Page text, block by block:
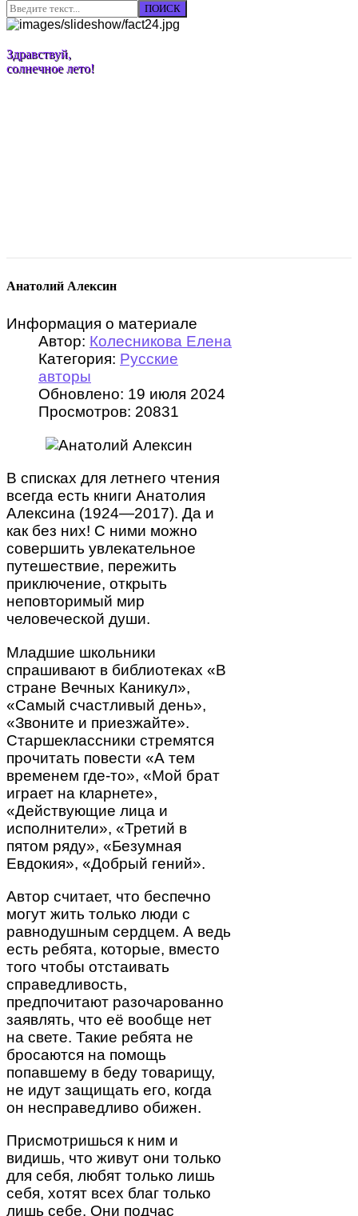
ПОИСК
Здравствуй,
солнечное лето!
Анатолий Алексин
Информация о материале
Автор: Колесникова Елена
Категория: Русские
авторы
Обновлено: 19 июля 2024
Просмотров: 20831
В списках для летнего чтения
всегда есть книги Анатолия
Алексина (1924—2017). Да и
как без них! С ними можно
совершить увлекательное
путешествие, пережить
приключение, открыть
неповторимый мир
человеческой души.
Младшие школьники
спрашивают в библиотеках «В
стране Вечных Каникул»,
«Самый счастливый день»,
«Звоните и приезжайте».
Старшеклассники стремятся
прочитать повести «А тем
временем где-то», «Мой брат
играет на кларнете»,
«Действующие лица и
исполнители», «Третий в
пятом ряду», «Безумная
Евдокия», «Добрый гений».
Автор считает, что беспечно
могут жить только люди с
равнодушным сердцем. А ведь
есть ребята, которые, вместо
того чтобы отстаивать
справедливость,
предпочитают разочарованно
заявлять, что её вообще нет
на свете. Такие ребята не
бросаются на помощь
попавшему в беду товарищу,
не идут защищать его, когда
он несправедливо обижен.
Присмотришься к ним и
видишь, что живут они только
для себя, любят только лишь
себя, хотят всех благ только
лишь себе. Они подчас